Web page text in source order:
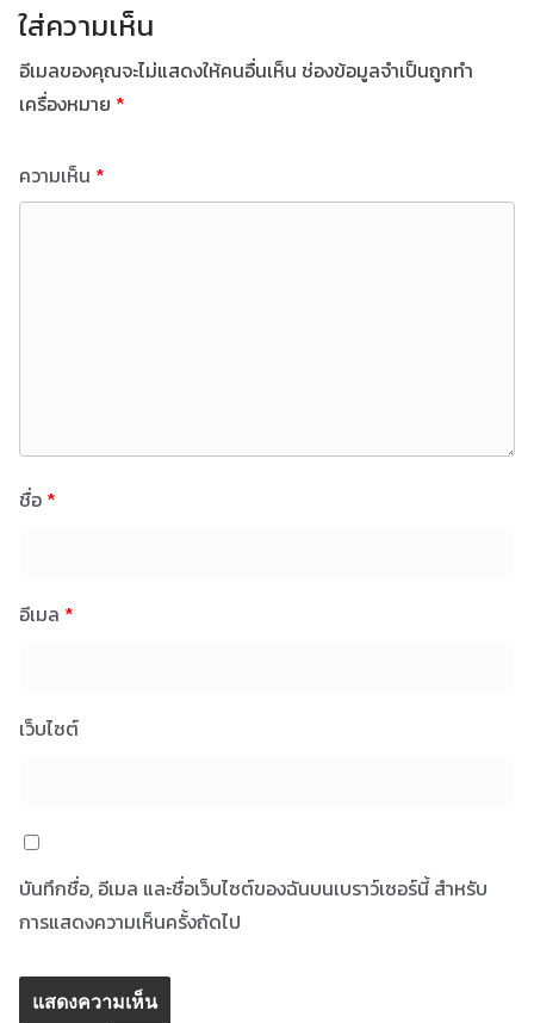
ใส่ความเห็น
อีเมลของคุณจะไม่แสดงให้คนอื่นเห็น ช่องข้อมูลจำเป็นถูกทำ
เครื่องหมาย *
ความเห็น *
ชื่อ *
อีเมล *
เว็บไซต์
บันทึกชื่อ, อีเมล และชื่อเว็บไซต์ของฉันบนเบราว์เซอร์นี้ สำหรับ
การแสดงความเห็นครั้งถัดไป